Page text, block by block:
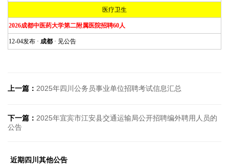
医疗卫生
2026成都中医药大学第二附属医院招聘60人
12-04发布 · 成都 · 见公告
上一篇： 2025年四川公务员事业单位招聘考试信息汇总
下一篇： 2025年宜宾市江安县交通运输局公开招聘编外聘用人员的
公告
近期四川其他公告